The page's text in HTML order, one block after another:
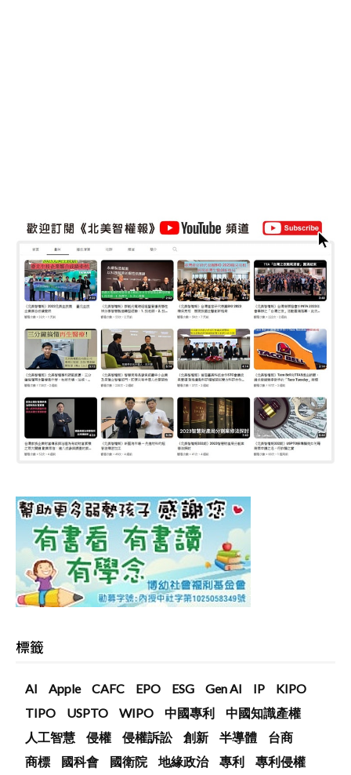
標籤
AI Apple CAFC EPO ESG Gen AI IP
KIPO
TIPO
USPTO WIPO 中國專利
中國知識產權
人工智慧
侵權 侵權訴訟 創新 半導體
台商
商標
國科會 國衛院 地緣政治 專利 專利侵權